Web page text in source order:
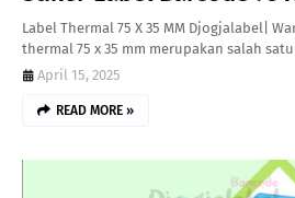
Label Thermal 75 X 35 MM Djogjalabel|
thermal 75 x 35 mm merupakan salah
April 15, 2025
READ MORE »